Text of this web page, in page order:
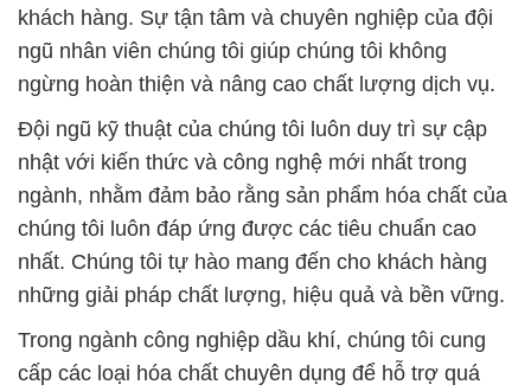
nhật với kiến thức và công nghệ mới nhất trong
ngành, nhằm đảm bảo rằng sản phẩm hóa chất của
chúng tôi luôn đáp ứng được các tiêu chuẩn cao
nhất. Chúng tôi tự hào mang đến cho khách hàng
những giải pháp chất lượng, hiệu quả và bền vững.
Trong ngành công nghiệp dầu khí, chúng tôi cung
cấp các loại hóa chất chuyên dụng để hỗ trợ quá
trình khai thác, sản xuất và xử lý dầu khí. Chúng tôi
cam kết tối ưu hóa hiệu suất và đảm bảo an toàn
trong mọi giai đoạn của ngành này.
Sứ mệnh của chúng tôi không chỉ là cung cấp sản